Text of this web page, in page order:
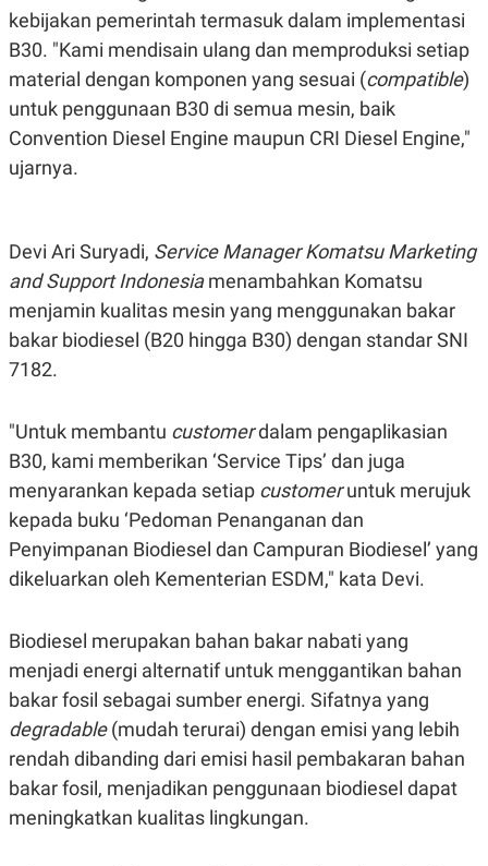
A
T
D
A
T
A
G
E
S
K
N
V
L
P
JARINGAN
K
T
A
N
C
D
E
M
Y
P
S
R
L
A
S
.
L
N
G
G
A
A
N
C
E
K
N
E
J
E
M
I
T
kebijakan pemerintah termasuk dalam implementasi
B30. "Kami mendisain ulang dan memproduksi setiap
material dengan komponen yang sesuai (compatible)
untuk penggunaan B30 di semua mesin, baik
Convention Diesel Engine maupun CRI Diesel Engine,"
ujarnya.
Devi Ari Suryadi, Service Manager Komatsu Marketing
and Support Indonesiamenambahkan Komatsu
menjamin kualitas mesin yang menggunakan bakar
bakar biodiesel (B20 hingga B30) dengan standar SNI
7182.
"Untuk membantu customerdalam pengaplikasian
B30, kami memberikan ‘Service Tips’ dan juga
menyarankan kepada setiap customeruntuk merujuk
kepada buku ‘Pedoman Penanganan dan
Penyimpanan Biodiesel dan Campuran Biodiesel’ yang
dikeluarkan oleh Kementerian ESDM," kata Devi.
Biodiesel merupakan bahan bakar nabati yang
menjadi energi alternatif untuk menggantikan bahan
bakar fosil sebagai sumber energi. Sifatnya yang
degradable(mudah terurai) dengan emisi yang lebih
rendah dibanding dari emisi hasil pembakaran bahan
bakar fosil, menjadikan penggunaan biodiesel dapat
meningkatkan kualitas lingkungan.